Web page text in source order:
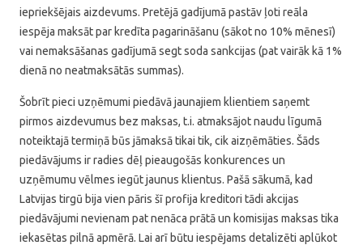
iepriekšējais aizdevums. Pretējā gadījumā pastāv ļoti reāla
iespēja maksāt par kredīta pagarināšanu (sākot no 10% mēnesī)
vai nemaksāšanas gadījumā segt soda sankcijas (pat vairāk kā 1%
dienā no neatmaksātās summas).
Šobrīt pieci uzņēmumi piedāvā jaunajiem klientiem saņemt
pirmos aizdevumus bez maksas, t.i. atmaksājot naudu līgumā
noteiktajā termiņā būs jāmaksā tikai tik, cik aizņēmāties. Šāds
piedāvājums ir radies dēļ pieaugošās konkurences un
uzņēmumu vēlmes iegūt jaunus klientus. Pašā sākumā, kad
Latvijas tirgū bija vien pāris šī profija kreditori tādi akcijas
piedāvājumi nevienam pat nenāca prātā un komisijas maksas tika
iekasētas pilnā apmērā. Lai arī būtu iespējams detalizēti aplūkot